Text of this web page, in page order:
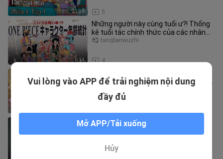
21:39 5
6:14
Những người này cùng tuổi ư?! Thống
kê tuổi tác chính thức của các nhân
vật trong Vua Hải Tặc
4
tangbenwuzhi
tiếng bởi những diễn viên lồng tiếng 11
40 giây dùng “Thám tử lừng danh
Conan” để xem hết “Người Nhện 4”!
Vui lòng vào APP để trải nghiệm nội dung
đầy đủ
Mở APP/Tải xuống
Hủy